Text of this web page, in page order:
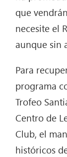
que
necesite el
aunque sin
Para
programa
Trofeo
Centro de
Club, el
históricos